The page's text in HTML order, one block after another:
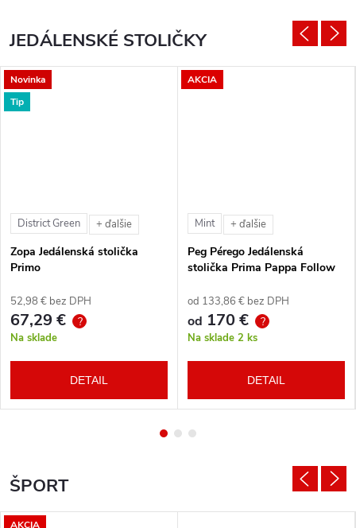
JEDÁLENSKÉ STOLIČKY
Novinka
Tip
District Green + ďalšie
Zopa Jedálenská stolička
Primo
52,98 € bez DPH
67,29 € ?
Na sklade
DETAIL
AKCIA
Mint + ďalšie
Peg Pérego Jedálenská
stolička Prima Pappa Follow
od 133,86 € bez DPH
od 170 € ?
Na sklade 2 ks
DETAIL
ŠPORT
AKCIA